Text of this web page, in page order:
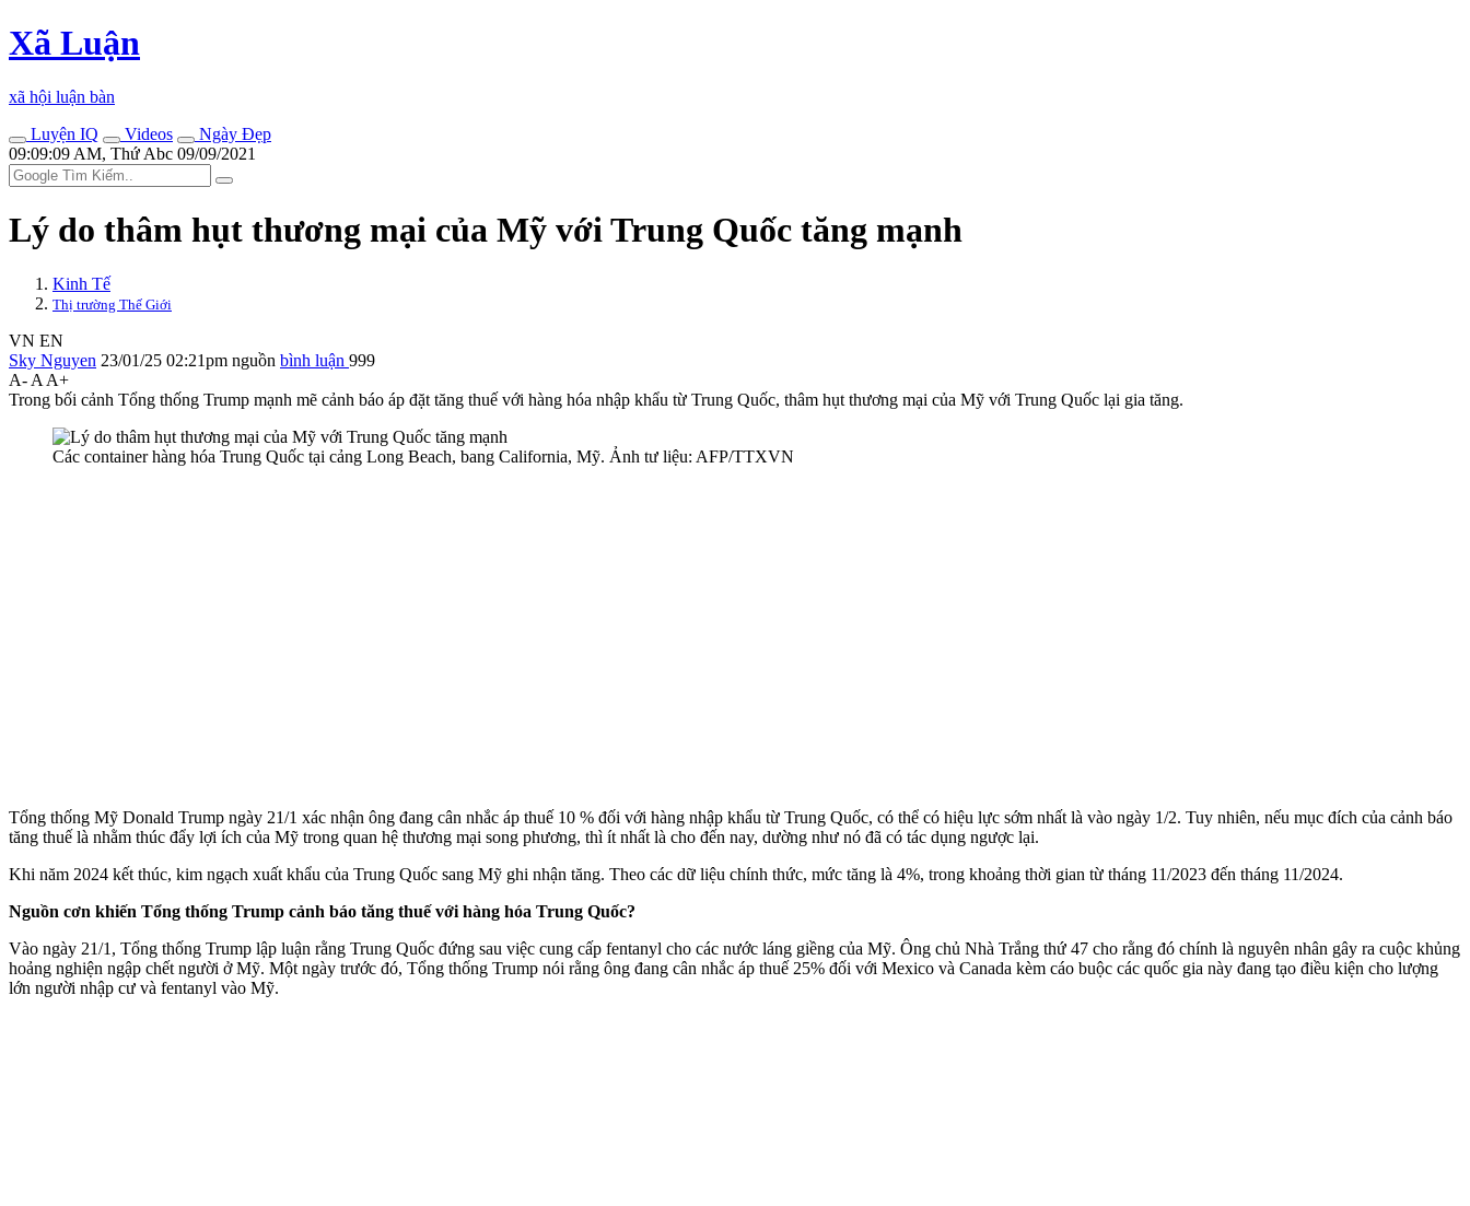
Xã Luận
xã hội luận bàn
Luyện IQ
Videos
Ngày Đẹp
09:09:09 AM, Thứ Abc 09/09/2021
Lý do thâm hụt thương mại của Mỹ với Trung Quốc tăng mạnh
Kinh Tế
Thị trường Thế Giới
VN EN
Sky Nguyen 23/01/25 02:21pm nguồn bình luận 999
A- A A+
Trong bối cảnh Tổng thống Trump mạnh mẽ cảnh báo áp đặt tăng thuế với hàng hóa nhập khẩu từ Trung Quốc, thâm hụt thương mại của Mỹ với Trung Quốc lại gia tăng.
Các container hàng hóa Trung Quốc tại cảng Long Beach, bang California, Mỹ. Ảnh tư liệu: AFP/TTXVN
Tổng thống Mỹ Donald Trump ngày 21/1 xác nhận ông đang cân nhắc áp thuế 10 % đối với hàng nhập khẩu từ Trung Quốc, có thể có hiệu lực sớm nhất là vào ngày 1/2. Tuy nhiên, nếu mục đích của cảnh báo
tăng thuế là nhằm thúc đẩy lợi ích của Mỹ trong quan hệ thương mại song phương, thì ít nhất là cho đến nay, dường như nó đã có tác dụng ngược lại.
Khi năm 2024 kết thúc, kim ngạch xuất khẩu của Trung Quốc sang Mỹ ghi nhận tăng. Theo các dữ liệu chính thức, mức tăng là 4%, trong khoảng thời gian từ tháng 11/2023 đến tháng 11/2024.
Nguồn cơn khiến Tổng thống Trump cảnh báo tăng thuế với hàng hóa Trung Quốc?
Vào ngày 21/1, Tổng thống Trump lập luận rằng Trung Quốc đứng sau việc cung cấp fentanyl cho các nước láng giềng của Mỹ. Ông chủ Nhà Trắng thứ 47 cho rằng đó chính là nguyên nhân gây ra cuộc khủng
hoảng nghiện ngập chết người ở Mỹ. Một ngày trước đó, Tổng thống Trump nói rằng ông đang cân nhắc áp thuế 25% đối với Mexico và Canada kèm cáo buộc các quốc gia này đang tạo điều kiện cho lượng
lớn người nhập cư và fentanyl vào Mỹ.